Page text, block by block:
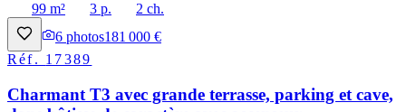
99 m²
3 p.
2 ch.
6 photos181 000 €
Réf. 17389
Charmant T3 avec grande terrasse, parking et cave,